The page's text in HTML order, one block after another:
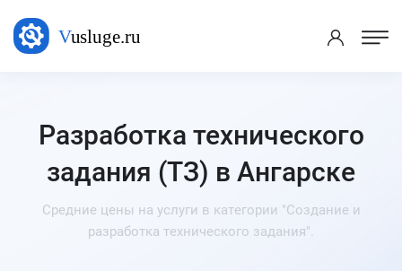
Разработка технического
задания (ТЗ) в Ангарске
Средние цены на услуги в категории "Создание и
разработка технического задания".